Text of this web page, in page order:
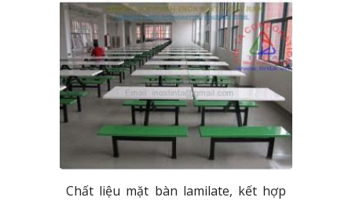
Chất liệu mặt bàn lamilate, kết hợp